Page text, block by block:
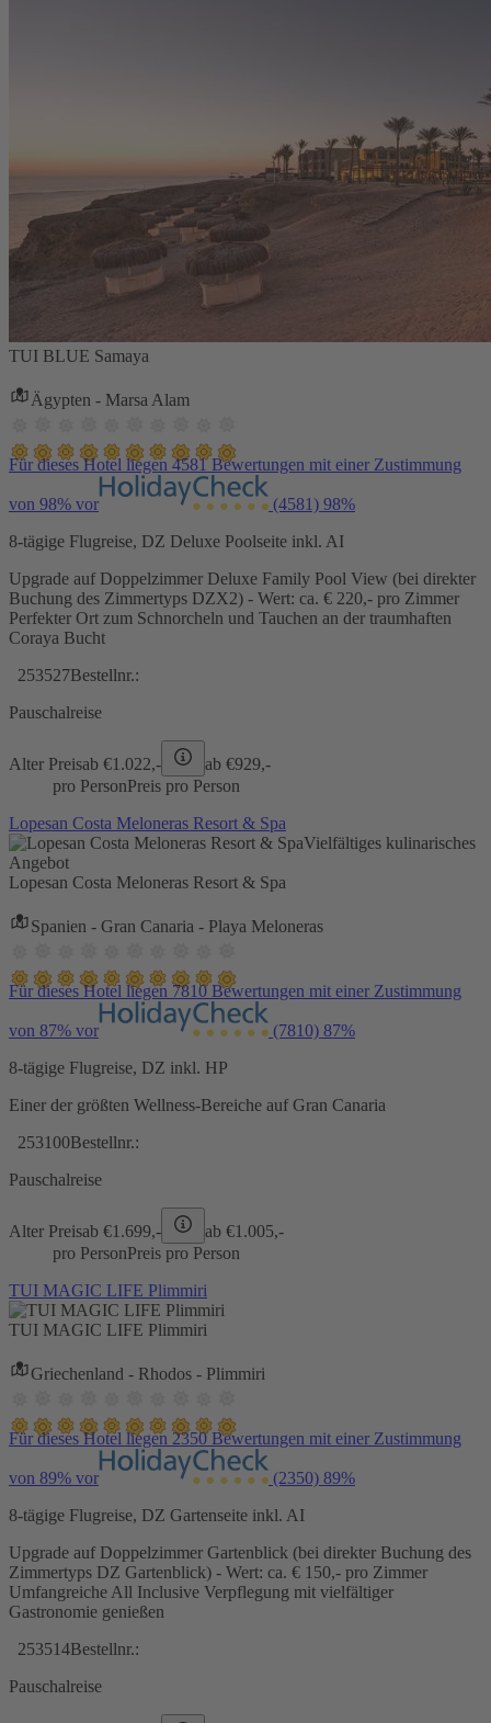
TUI BLUE Samaya
Ägypten - Marsa Alam
Für dieses Hotel liegen 4581 Bewertungen mit einer Zustimmung
von 98% vor (4581) 98%
8-tägige Flugreise, DZ Deluxe Poolseite inkl. AI
Upgrade auf Doppelzimmer Deluxe Family Pool View (bei direkter
Buchung des Zimmertyps DZX2) - Wert: ca. € 220,- pro Zimmer
Perfekter Ort zum Schnorcheln und Tauchen an der traumhaften
Coraya Bucht
253527Bestellnr.:
Pauschalreise
Alter Preisab €1.022,- ab €929,-
pro PersonPreis pro Person
Lopesan Costa Meloneras Resort & Spa
Vielfältiges kulinarisches
Angebot
Lopesan Costa Meloneras Resort & Spa
Spanien - Gran Canaria - Playa Meloneras
Für dieses Hotel liegen 7810 Bewertungen mit einer Zustimmung
von 87% vor (7810) 87%
8-tägige Flugreise, DZ inkl. HP
Einer der größten Wellness-Bereiche auf Gran Canaria
253100Bestellnr.:
Pauschalreise
Alter Preisab €1.699,- ab €1.005,-
pro PersonPreis pro Person
TUI MAGIC LIFE Plimmiri
TUI MAGIC LIFE Plimmiri
Griechenland - Rhodos - Plimmiri
Für dieses Hotel liegen 2350 Bewertungen mit einer Zustimmung
von 89% vor (2350) 89%
8-tägige Flugreise, DZ Gartenseite inkl. AI
Upgrade auf Doppelzimmer Gartenblick (bei direkter Buchung des
Zimmertyps DZ Gartenblick) - Wert: ca. € 150,- pro Zimmer
Umfangreiche All Inclusive Verpflegung mit vielfältiger
Gastronomie genießen
253514Bestellnr.:
Pauschalreise